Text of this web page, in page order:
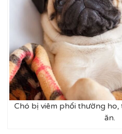
Chó bị viêm phổi thường ho,
ăn.